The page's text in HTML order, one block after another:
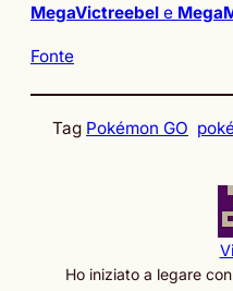
MegaVictreebel e
Fonte
Tag Pokémon GO
Ho iniziato a legare